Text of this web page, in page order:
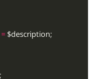
=
$description;
$title;